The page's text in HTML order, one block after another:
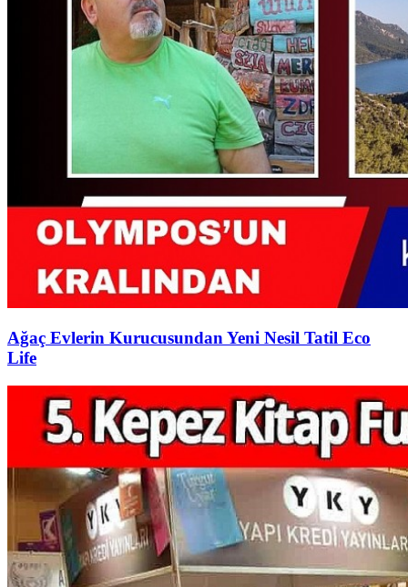
Ağaç Evlerin Kurucusundan Yeni Nesil Tatil Eco
Life